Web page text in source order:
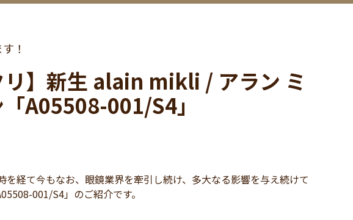
！
】新生 alain mikli / アラン ミ
A05508-001/S4」
経て今もなお、眼鏡業界を牽引し続け、多大なる影響を与え続けて
001/S4」のご紹介です。